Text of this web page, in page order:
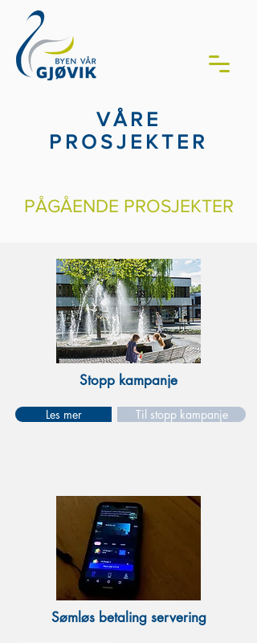
VÅRE
PROSJEKTER
PÅGÅENDE PROSJEKTER
Stopp kampanje
Les mer Til stopp kampanje
Sømløs betaling servering